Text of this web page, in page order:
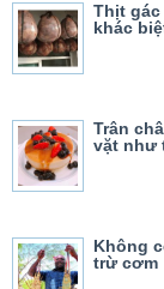
Thịt
khác
Trân
vặt như
Không
trừ cơm